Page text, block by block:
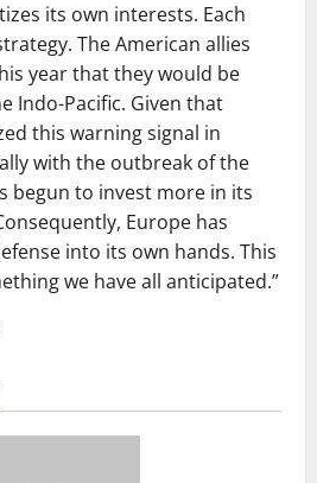
its own interests. Each
The American allies
year that they would be
Indo-Pacific. Given that
this warning signal in
with the outbreak of the
begun to invest more in its
Europe has
into its own hands. This
we have all anticipated.”